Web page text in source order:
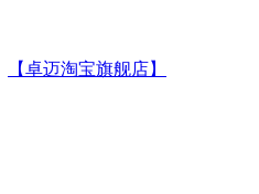
【卓迈淘宝旗舰店】